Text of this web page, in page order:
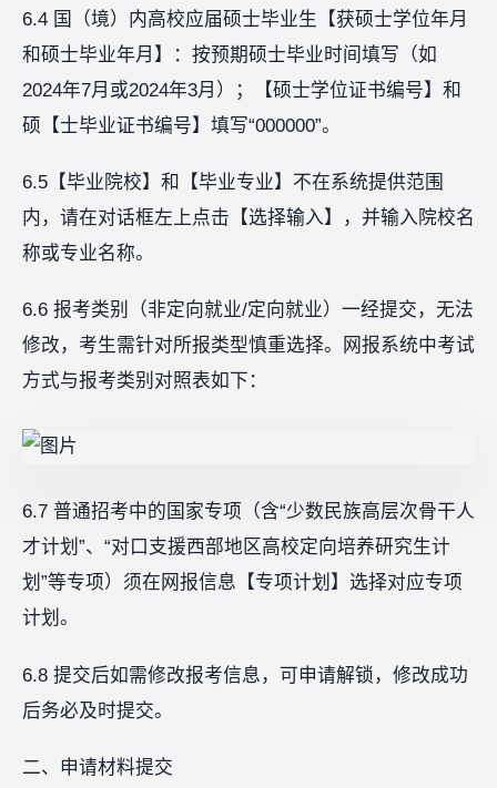
6.4 国（境）内高校应届硕士毕业生【获硕士学位年月
和硕士毕业年月】：按预期硕士毕业时间填写（如
2024年7月或2024年3月）；【硕士学位证书编号】和
硕【士毕业证书编号】填写“000000”。
6.5【毕业院校】和【毕业专业】不在系统提供范围
内，请在对话框左上点击【选择输入】，并输入院校名
称或专业名称。
6.6 报考类别（非定向就业/定向就业）一经提交，无法
修改，考生需针对所报类型慎重选择。网报系统中考试
方式与报考类别对照表如下：
6.7 普通招考中的国家专项（含“少数民族高层次骨干人
才计划”、“对口支援西部地区高校定向培养研究生计
划”等专项）须在网报信息【专项计划】选择对应专项
计划。
6.8 提交后如需修改报考信息，可申请解锁，修改成功
后务必及时提交。
二、申请材料提交